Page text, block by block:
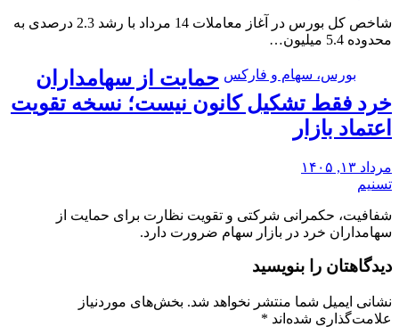
شاخص کل بورس در آغاز معاملات 14 مرداد با رشد 2.3 درصدی به
محدوده 5.4 میلیون…
بورس، سهام و فارکس حمایت از سهامداران
خرد فقط تشکیل کانون نیست؛ نسخه تقویت
اعتماد بازار
مرداد ۱۳, ۱۴۰۵
تسنیم
شفافیت، حکمرانی شرکتی و تقویت نظارت برای حمایت از
سهامداران خرد در بازار سهام ضرورت دارد.
دیدگاهتان را بنویسید
نشانی ایمیل شما منتشر نخواهد شد. بخش‌های موردنیاز
علامت‌گذاری شده‌اند *